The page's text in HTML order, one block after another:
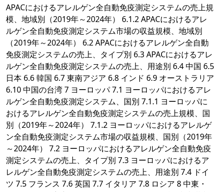
APACにおけるアレルゲン全自動免疫測定システムの売上規
模、地域別（2019年～2024年） 6.1.2 APACにおけるアレ
ルゲン全自動免疫測定システム市場の収益規模、地域別
（2019年～2024年） 6.2 APACにおけるアレルゲン全自動
免疫測定システムの売上、タイプ別 6.3 APACにおけるアレ
ルゲン全自動免疫測定システムの売上、用途別 6.4 中国 6.5
日本 6.6 韓国 6.7 東南アジア 6.8 インド 6.9 オーストラリア
6.10 中国の台湾 7 ヨーロッパ 7.1 ヨーロッパにおけるアレ
ルゲン全自動免疫測定システム、国別 7.1.1 ヨーロッパに
おけるアレルゲン全自動免疫測定システムの売上規模、国
別（2019年～2024年） 7.1.2 ヨーロッパにおけるアレルゲ
ン全自動免疫測定システム市場の収益規模、国別（2019年
～2024年） 7.2 ヨーロッパにおけるアレルゲン全自動免疫
測定システムの売上、タイプ別 7.3 ヨーロッパにおけるア
レルゲン全自動免疫測定システムの売上、用途別 7.4 ドイ
ツ 7.5 フランス 7.6 英国 7.7 イタリア 7.8 ロシア 8 中東・